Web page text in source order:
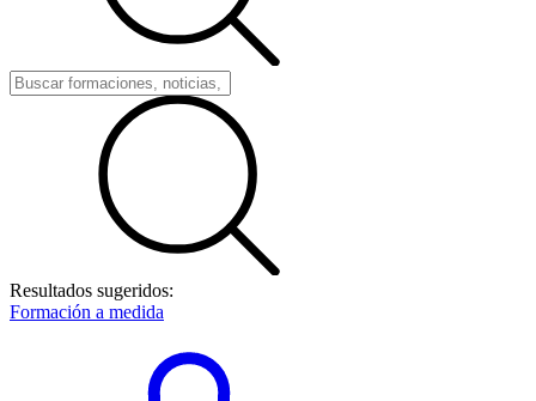
Resultados sugeridos:
Formación a medida